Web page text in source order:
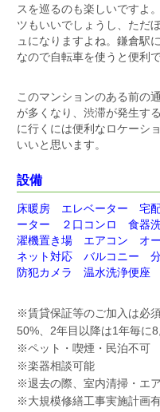
スを巡るのも楽しいですよ
ツもいいでしょうし、ただ
ュになりますよね。鎌倉駅
なので自転車を使うと便利で
このマンションのある前の
が多くなり、渋滞が発生す
に行くには便利なロケーシ
いいと思います。
設備
床暖房 エレベーター 宅
ーター ２口コンロ 食器
濯機置き場 エアコン オ
ネット対応 バルコニー
防犯カメラ 温水洗浄便
※賃貸保証等のご加入は必
50%、2年目以降は1年毎に
※ペット・喫煙・民泊不可
※楽器相談可能
※退去の際、室内清掃・エ
※大規模修繕工事実施計画